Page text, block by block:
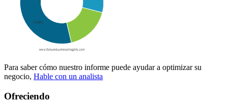
Para saber cómo nuestro informe puede ayudar a optimizar su
negocio, Hable con un analista
Ofreciendo